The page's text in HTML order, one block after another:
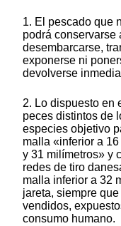
1. El pescado que
podrá conservarse
desembarcarse,
exponerse ni
devolverse
2. Lo dispuesto en
peces distintos de
especies objetivo
malla «inferior a
y 31 milímetros» y
redes de tiro
malla inferior a 32
jareta, siempre
vendidos,
consumo humano.